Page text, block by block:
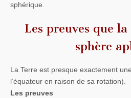
sphérique.
Les preuves que
sphère
La Terre est presque exactement
l’équateur en raison de sa rotation).
Les preuves